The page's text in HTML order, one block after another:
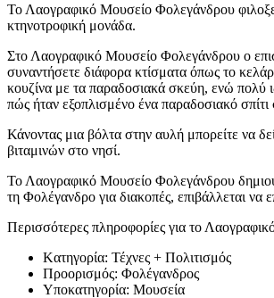
Το Λαογραφικό Μουσείο Φολεγάνδρου
κτηνοτροφική μονάδα.
Στο Λαογραφικό Μουσείο Φολεγάνδρου ο
συναντήσετε διάφορα κτίσματα όπως το
κουζίνα με τα παραδοσιακά σκεύη, ενώ πολύ
πώς ήταν εξοπλισμένο ένα παραδοσιακό
Κάνοντας μια βόλτα στην αυλή μπορείτε να
βιταμινών στο νησί.
Το Λαογραφικό Μουσείο Φολεγάνδρου
τη Φολέγανδρο για διακοπές, επιβάλλεται
Περισσότερες πληροφορίες για το
Kατηγορία: Τέχνες + Πολιτισμός
Προορισμός: Φολέγανδρος
Υποκατηγορία: Μουσεία